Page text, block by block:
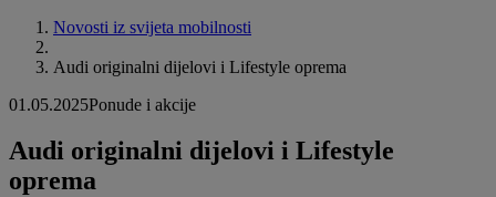
Novosti iz svijeta mobilnosti
Audi originalni dijelovi i Lifestyle oprema
01.05.2025Ponude i akcije
Audi originalni dijelovi i Lifestyle
oprema